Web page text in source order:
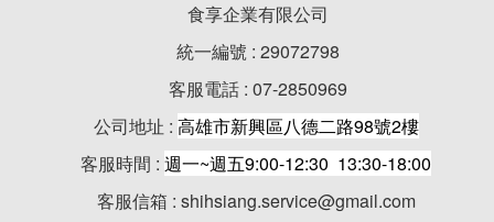
食享企業有限公司
統一編號 : 29072798
客服電話 : 07-2850969
公司地址 : 高雄市新興區八德二路98號2樓
客服時間 : 週一~週五9:00-12:30 13:30-18:00
客服信箱 : shihsiang.service@gmail.com